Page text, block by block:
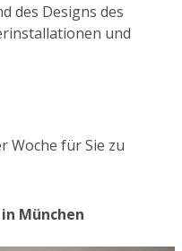
des Designs des
und
Woche für Sie zu
München